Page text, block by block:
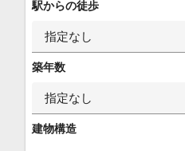
駅からの徒歩
指定なし
築年数
指定なし
建物構造